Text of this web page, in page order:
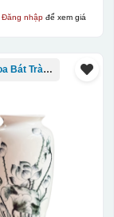
Đăng nhậpđể xem giá
Lọ Bình hoa Bát Tràng in logo